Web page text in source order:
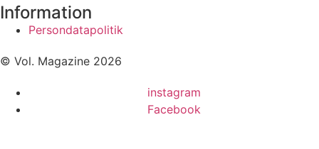
Information
Persondatapolitik
© Vol. Magazine 2026
instagram
Facebook